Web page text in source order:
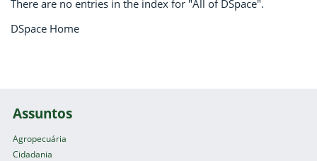
There are no entries in the index for "All of DSpace".
DSpace Home
Assuntos
Agropecuária
Cidadania